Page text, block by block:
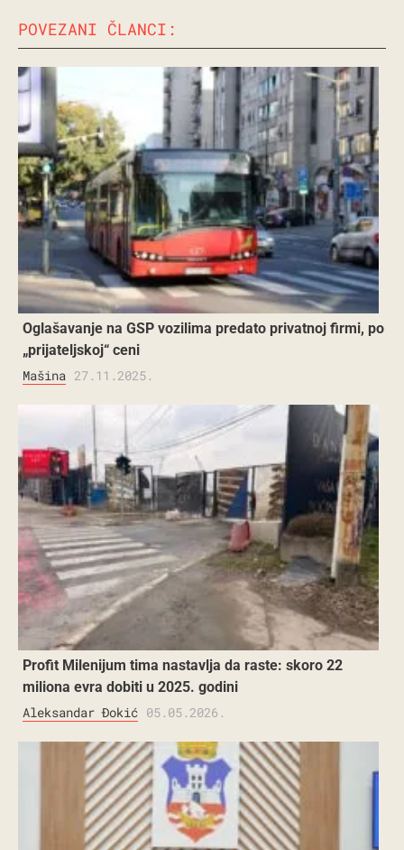
POVEZANI ČLANCI:
Oglašavanje na GSP vozilima predato privatnoj firmi, po
„prijateljskoj“ ceni
Mašina 27.11.2025.
Profit Milenijum tima nastavlja da raste: skoro 22
miliona evra dobiti u 2025. godini
Aleksandar Đokić 05.05.2026.